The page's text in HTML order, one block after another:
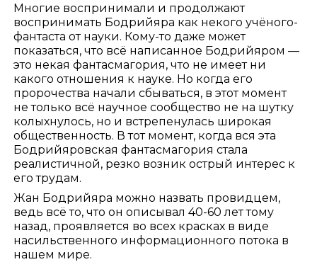
Многие воспринимали и продолжают
воспринимать Бодрийяра как некого учёного-
фантаста от науки. Кому-то даже может
показаться, что всё написанное Бодрийяром —
это некая фантасмагория, что не имеет ни
какого отношения к науке. Но когда его
пророчества начали сбываться, в этот момент
не только всё научное сообщество не на шутку
колыхнулось, но и встрепенулась широкая
общественность. В тот момент, когда вся эта
Бодрийяровская фантасмагория стала
реалистичной, резко возник острый интерес к
его трудам.
Жан Бодрийяра можно назвать провидцем,
ведь всё то, что он описывал 40-60 лет тому
назад, проявляется во всех красках в виде
насильственного информационного потока в
нашем мире.